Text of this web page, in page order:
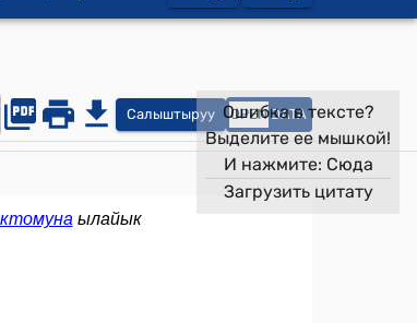
Салыштыруу OPEN DATA
Ошибка в тексте?
Выделите ее мышкой!
И нажмите: Сюда
Загрузить цитату